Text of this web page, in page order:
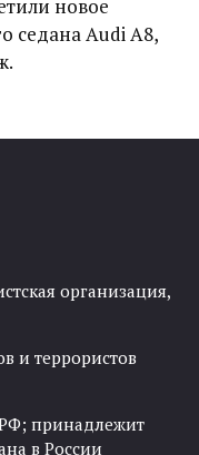
новое
седана Audi A8,
организация,
и террористов
принадлежит
в России